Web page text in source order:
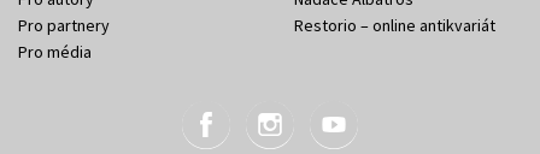
Pro partnery
Pro média
Restorio – online antikvariát